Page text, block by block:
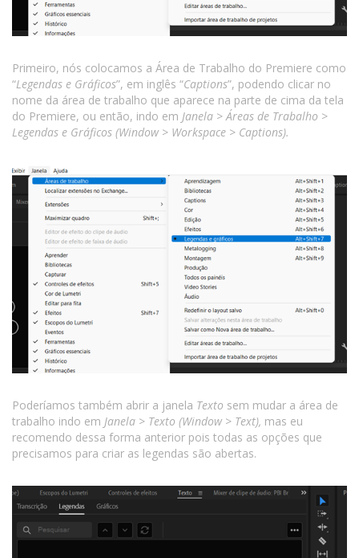
Primeiro, nós colocamos a Área de Trabalho do Premiere como
“Legendas e Gráficos”, em inglês “Captions”, podendo clicar no
nome da área de trabalho que aparece na parte de cima da tela
do Premiere, ou então, indo em Janela > Áreas de Trabalho >
Legendas e Gráficos (Window > Workspace > Captions).
Poderíamos também abrir a janela Texto sem mudar a área de
trabalho indo em Janela > Texto (Window > Text), mas eu
recomendo dessa forma anterior pois todas as opções que
precisamos para criar as legendas são abertas.